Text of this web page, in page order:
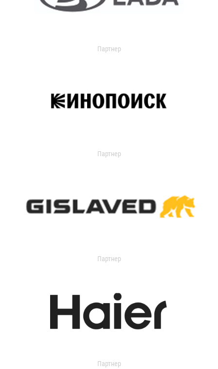
Партнер
Партнер
Партнер
Партнер